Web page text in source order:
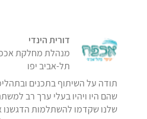
דורית הינדי
מנהלת מחלקת אכפת
תל-אביב יפו
תודה על השיתוף בתכנים
שהם היו ויהיו בעלי ערך רב
שלנו שקדמו להשתלמות הדגשנו